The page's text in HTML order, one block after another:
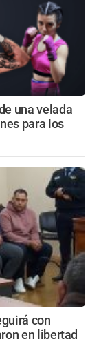
una velada
para los
con
en libertad